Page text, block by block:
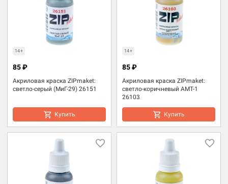
14+
Акриловая краска ZIPmaket:
светло-серый (МиГ-29) 26151
85 ₽
Купить
14+
Акриловая краска ZIPmaket:
светло-коричневый АМТ-1
26103
85 ₽
Купить